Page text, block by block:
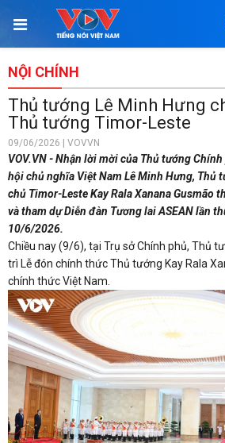
NỘI CHÍNH
Thủ tướng Lê Minh Hưng
Thủ tướng Timor-Leste
09/06/2026 | VOVVN
VOV.VN - Nhận lời mời của Thủ tướng
hội chủ nghĩa Việt Nam Lê Minh Hưng, Thủ
chủ Timor-Leste Kay Rala Xanana Gusmão
và tham dự Diễn đàn Tương lai ASEAN lần
10/6/2026.
Chiều nay (9/6), tại Trụ sở Chính phủ, Thủ
trì Lễ đón chính thức Thủ tướng Kay Rala
chính thức Việt Nam.